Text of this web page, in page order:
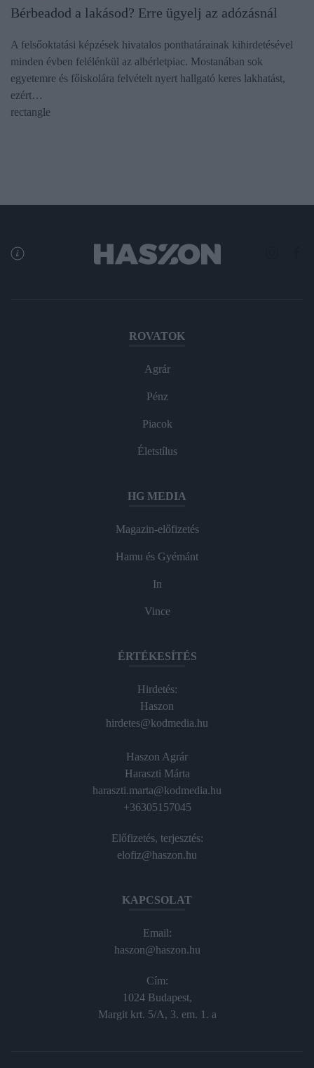
Bérbeadod a lakásod? Erre ügyelj az adózásnál
A felsőoktatási képzések hivatalos ponthatárainak kihirdetésével
minden évben felélénkül az albérletpiac. Mostanában sok
egyetemre és főiskolára felvételt nyert hallgató keres lakhatást,
ezért…
rectangle
ROVATOK
Agrár
Pénz
Piacok
Életstílus
HG MEDIA
Magazin-előfizetés
Hamu és Gyémánt
In
Vince
ÉRTÉKESÍTÉS
Hirdetés:
Haszon
hirdetes@kodmedia.hu
Haszon Agrár
Haraszti Márta
haraszti.marta@kodmedia.hu
+36305157045
Előfizetés, terjesztés:
elofiz@haszon.hu
KAPCSOLAT
Email:
haszon@haszon.hu
Cím:
1024 Budapest,
Margit krt. 5/A, 3. em. 1. a